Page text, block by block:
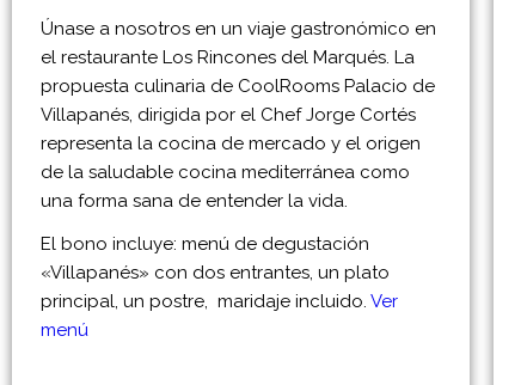
Únase a nosotros en un viaje gastronómico en
el restaurante Los Rincones del Marqués. La
propuesta culinaria de CoolRooms Palacio de
Villapanés, dirigida por el Chef Jorge Cortés
representa la cocina de mercado y el origen
de la saludable cocina mediterránea como
una forma sana de entender la vida.
El bono incluye: menú de degustación
«Villapanés» con dos entrantes, un plato
principal, un postre, maridaje incluido. Ver
menú